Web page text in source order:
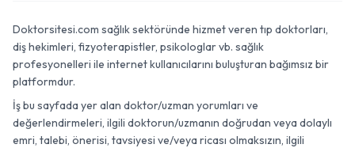
Doktorsitesi.com sağlık sektöründe hizmet veren tıp doktorları,
diş hekimleri, fizyoterapistler, psikologlar vb. sağlık
profesyonelleri ile internet kullanıcılarını buluşturan bağımsız bir
platformdur.
İş bu sayfada yer alan doktor/uzman yorumları ve
değerlendirmeleri, ilgili doktorun/uzmanın doğrudan veya dolaylı
emri, talebi, önerisi, tavsiyesi ve/veya ricası olmaksızın, ilgili